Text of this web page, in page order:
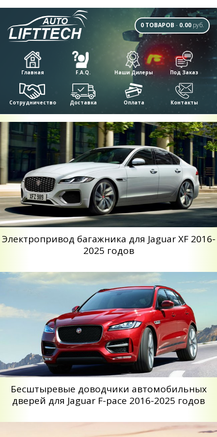
0 ТОВАРОВ - 0.00 руб.
Главная F.A.Q. Наши Дилеры Под Заказ
Сотрудничество Доставка Оплата Контакты
Электропривод багажника для Jaguar XF 2016-
2025 годов
Бесштыревые доводчики автомобильных
дверей для Jaguar F-pace 2016-2025 годов